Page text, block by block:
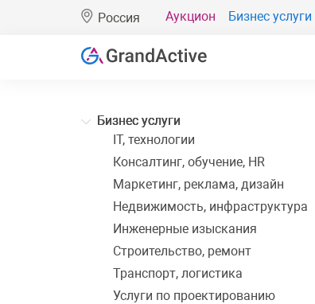
Россия Аукцион Бизнес услуги
Бизнес услуги
IT, технологии
Консалтинг, обучение, HR
Маркетинг, реклама, дизайн
Недвижимость, инфраструктура
Инженерные изыскания
Cтроительство, ремонт
Транспорт, логистика
Услуги по проектированию